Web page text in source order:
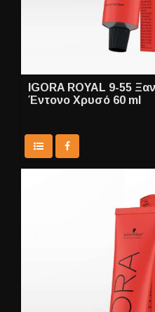
IGORA ROYAL 9-55
Έντονο Χρυσό 60 ml